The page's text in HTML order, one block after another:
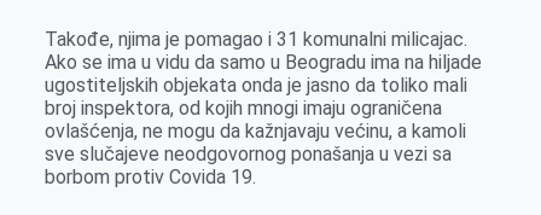
Takođe, njima je pomagao i 31 komunalni milicajac.
Ako se ima u vidu da samo u Beogradu ima na hiljade
ugostiteljskih objekata onda je jasno da toliko mali
broj inspektora, od kojih mnogi imaju ograničena
ovlašćenja, ne mogu da kažnjavaju većinu, a kamoli
sve slučajeve neodgovornog ponašanja u vezi sa
borbom protiv Covida 19.